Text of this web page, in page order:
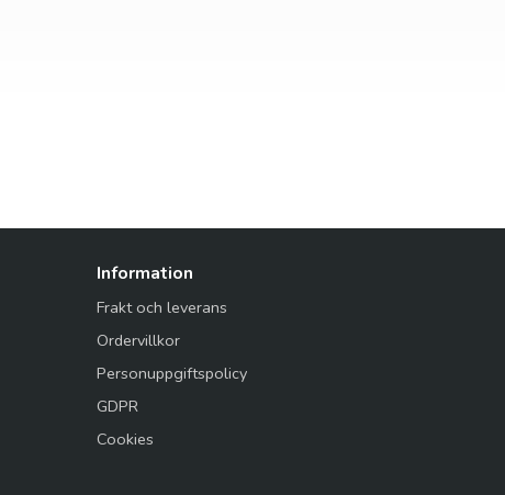
Information
Frakt och leverans
Ordervillkor
Personuppgiftspolicy
GDPR
Cookies